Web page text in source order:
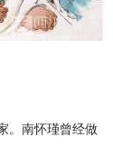
。南怀瑾曾经做